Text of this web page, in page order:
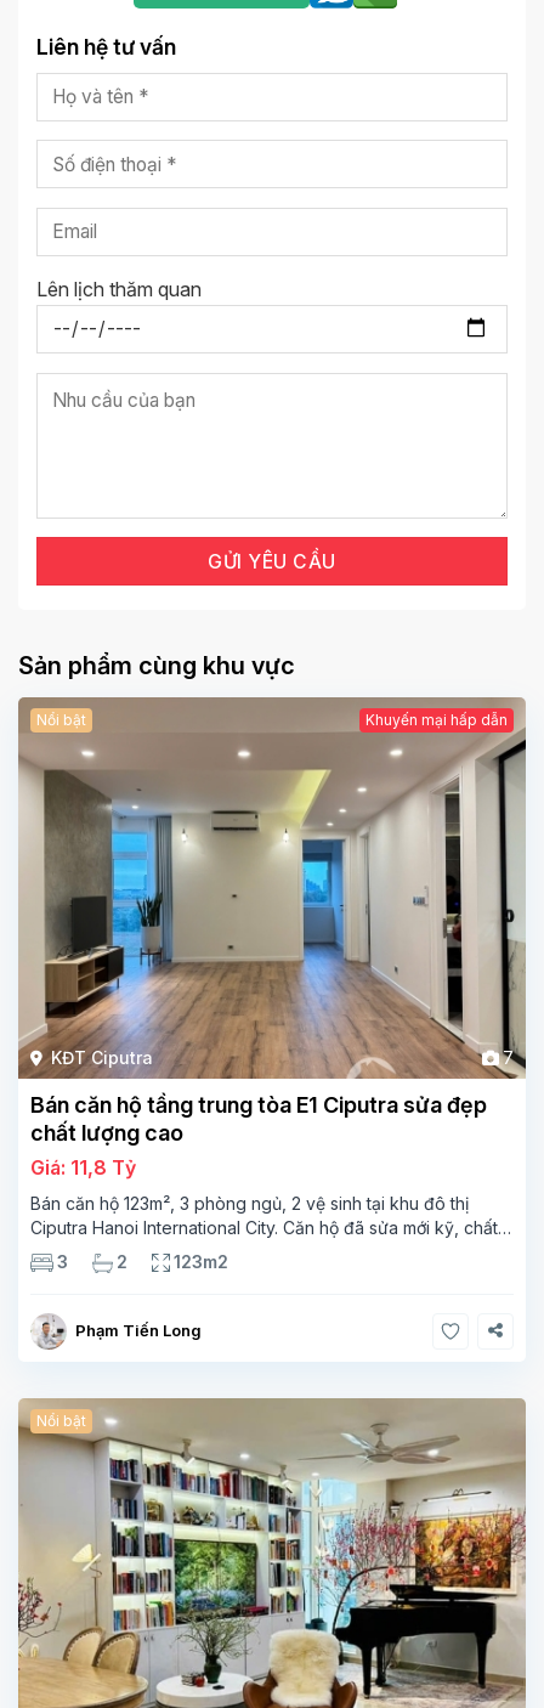
Liên hệ tư vấn
Lên lịch thăm quan
Sản phẩm cùng khu vực
KĐT Ciputra 7
Nổi bật Khuyến mại hấp dẫn
Bán căn hộ tầng trung tòa E1 Ciputra sửa đẹp
chất lượng cao
Giá: 11,8 Tỷ
Bán căn hộ 123m², 3 phòng ngủ, 2 vệ sinh tại khu đô thị
Ciputra Hanoi International City. Căn hộ đã sửa mới kỹ, chất
lượng cao, sàn gỗ, bếp hiện đại, không gian thoáng sáng.
3 2 123m2
Phạm Tiến Long
Nổi bật